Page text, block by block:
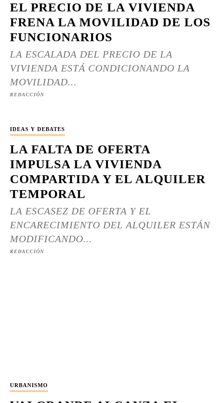
EL PRECIO DE LA VIVIENDA
FRENA LA MOVILIDAD DE LOS
FUNCIONARIOS
LA ESCALADA DEL PRECIO DE LA
VIVIENDA ESTÁ CONDICIONANDO LA
MOVILIDAD...
REDACCIÓN
IDEAS Y DEBATES
LA FALTA DE OFERTA
IMPULSA LA VIVIENDA
COMPARTIDA Y EL ALQUILER
TEMPORAL
LA ESCASEZ DE OFERTA Y EL
ENCARECIMIENTO DEL ALQUILER ESTÁN
MODIFICANDO...
REDACCIÓN
URBANISMO